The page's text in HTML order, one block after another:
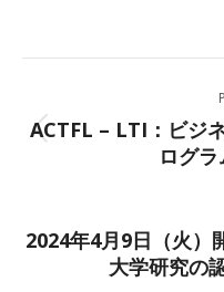
navigation
ACTFL – LTI：ビジ
ログ
2024年4月9日（火）
大学研究の